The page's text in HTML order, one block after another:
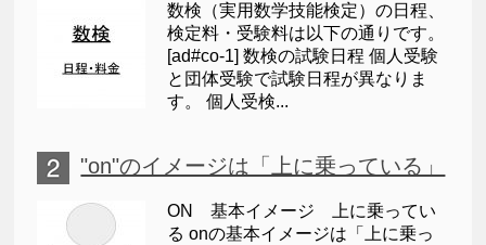
数検（実用数学技能検定）の日程、
検定料・受験料は以下の通りです。
[ad#co-1] 数検の試験日程 個人受験
と団体受験で試験日程が異なりま
す。 個人受検...
"on"のイメージは「上に乗っている」
ON 基本イメージ 上に乗ってい
る onの基本イメージは「上に乗っ